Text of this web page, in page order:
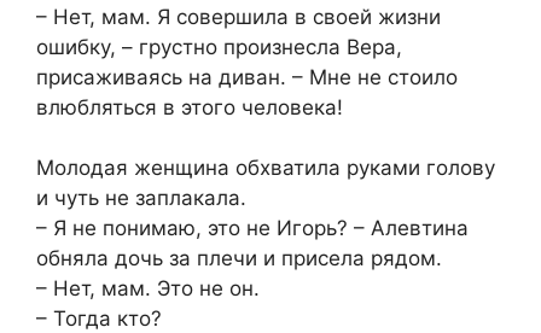
– Нет, мам. Я совершила в своей жизни
ошибку, – грустно произнесла Вера,
присаживаясь на диван. – Мне не стоило
влюбляться в этого человека!
Молодая женщина обхватила руками голову
и чуть не заплакала.
– Я не понимаю, это не Игорь? – Алевтина
обняла дочь за плечи и присела рядом.
– Нет, мам. Это не он.
– Тогда кто?